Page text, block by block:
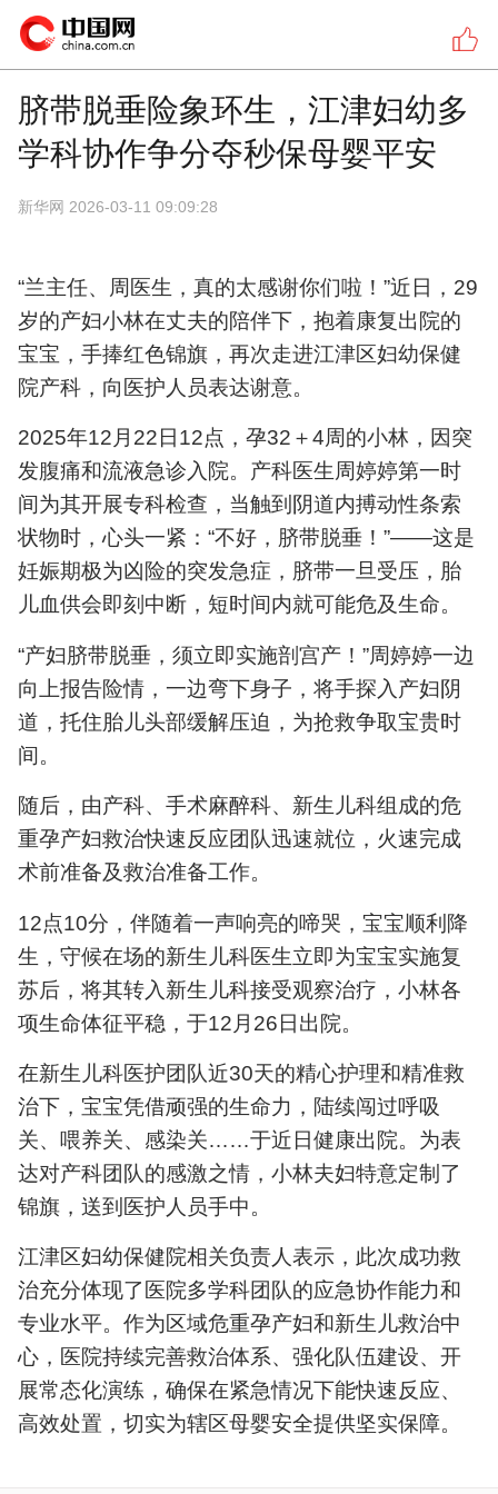
脐带脱垂险象环生，江津妇幼多
学科协作争分夺秒保母婴平安
新华网 2026-03-11 09:09:28
“兰主任、周医生，真的太感谢你们啦！”近日，29
岁的产妇小林在丈夫的陪伴下，抱着康复出院的
宝宝，手捧红色锦旗，再次走进江津区妇幼保健
院产科，向医护人员表达谢意。
2025年12月22日12点，孕32＋4周的小林，因突
发腹痛和流液急诊入院。产科医生周婷婷第一时
间为其开展专科检查，当触到阴道内搏动性条索
状物时，心头一紧：“不好，脐带脱垂！”——这是
妊娠期极为凶险的突发急症，脐带一旦受压，胎
儿血供会即刻中断，短时间内就可能危及生命。
“产妇脐带脱垂，须立即实施剖宫产！”周婷婷一边
向上报告险情，一边弯下身子，将手探入产妇阴
道，托住胎儿头部缓解压迫，为抢救争取宝贵时
间。
随后，由产科、手术麻醉科、新生儿科组成的危
重孕产妇救治快速反应团队迅速就位，火速完成
术前准备及救治准备工作。
12点10分，伴随着一声响亮的啼哭，宝宝顺利降
生，守候在场的新生儿科医生立即为宝宝实施复
苏后，将其转入新生儿科接受观察治疗，小林各
项生命体征平稳，于12月26日出院。
在新生儿科医护团队近30天的精心护理和精准救
治下，宝宝凭借顽强的生命力，陆续闯过呼吸
关、喂养关、感染关……于近日健康出院。为表
达对产科团队的感激之情，小林夫妇特意定制了
锦旗，送到医护人员手中。
江津区妇幼保健院相关负责人表示，此次成功救
治充分体现了医院多学科团队的应急协作能力和
专业水平。作为区域危重孕产妇和新生儿救治中
心，医院持续完善救治体系、强化队伍建设、开
展常态化演练，确保在紧急情况下能快速反应、
高效处置，切实为辖区母婴安全提供坚实保障。